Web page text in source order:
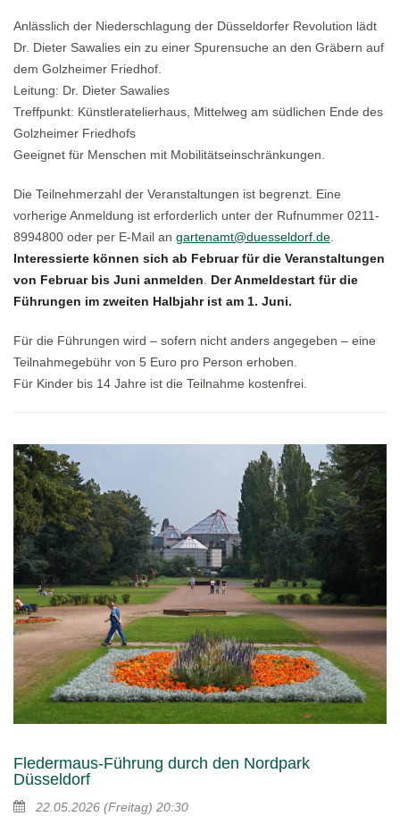
Anlässlich der Niederschlagung der Düsseldorfer Revolution lädt
Dr. Dieter Sawalies ein zu einer Spurensuche an den Gräbern auf
dem Golzheimer Friedhof.
Leitung: Dr. Dieter Sawalies
Treffpunkt: Künstleratelierhaus, Mittelweg am südlichen Ende des
Golzheimer Friedhofs
Geeignet für Menschen mit Mobilitätseinschränkungen.
Die Teilnehmerzahl der Veranstaltungen ist begrenzt. Eine
vorherige Anmeldung ist erforderlich unter der Rufnummer 0211-
8994800 oder per E-Mail an gartenamt@duesseldorf.de
Interessierte können sich ab Februar für die Veranstaltungen
von Februar bis Juni anmelden
Der Anmeldestart für die
Führungen im zweiten Halbjahr ist am 1. Juni.
Für die Führungen wird – sofern nicht anders angegeben – eine
Teilnahmegebühr von 5 Euro pro Person erhoben.
Für Kinder bis 14 Jahre ist die Teilnahme kostenfrei.
Fledermaus-Führung durch den Nordpark
Düsseldorf
22.05.2026 (Freitag) 20:30